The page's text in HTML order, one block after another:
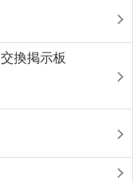
換掲示板